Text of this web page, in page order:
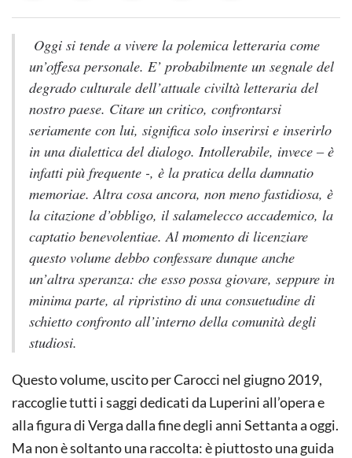
ROMANO
Oggi si tende a vivere la polemica letteraria come
un’offesa personale. E’ probabilmente un segnale del
degrado culturale dell’attuale civiltà letteraria del
nostro paese. Citare un critico, confrontarsi
seriamente con lui, significa solo inserirsi e inserirlo
in una dialettica del dialogo. Intollerabile, invece – è
infatti più frequente -, è la pratica delladamnatio
memoriae. Altra cosa ancora, non meno fastidiosa, è
la citazione d’obbligo, il salamelecco accademico, la
captatio benevolentiae. Al momento di licenziare
questo volume debbo confessare dunque anche
un’altra speranza: che esso possa giovare, seppure in
minima parte, al ripristino di una consuetudine di
schietto confronto all’interno della comunità degli
studiosi.
Questo volume, uscito per Carocci nel giugno 2019,
raccoglie tutti i saggi dedicati da Luperini all’opera e
alla figura di Verga dalla fine degli anni Settanta a oggi.
Ma non è soltanto una raccolta: è piuttosto una guida